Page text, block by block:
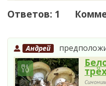
Ответов: 1
Андрей